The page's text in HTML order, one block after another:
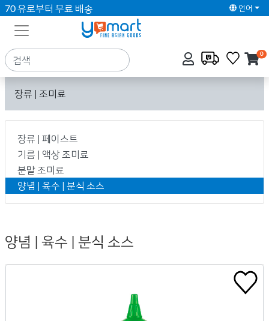
70 유로부터 무료 배송 언어
0
장류 | 조미료
장류 | 페이스트
기름 | 액상 조미료
분말 조미료
양념 | 육수 | 분식 소스
양념 | 육수 | 분식 소스